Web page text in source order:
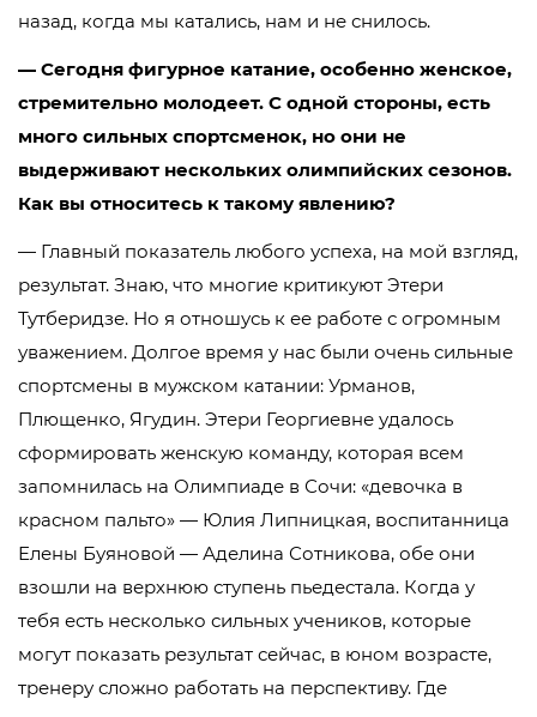
назад, когда мы катались, нам и не снилось.
— Сегодня фигурное катание, особенно женское,
стремительно молодеет. С одной стороны, есть
много сильных спортсменок, но они не
выдерживают нескольких олимпийских сезонов.
Как вы относитесь к такому явлению?
— Главный показатель любого успеха, на мой взгляд,
результат. Знаю, что многие критикуют Этери
Тутберидзе. Но я отношусь к ее работе с огромным
уважением. Долгое время у нас были очень сильные
спортсмены в мужском катании: Урманов,
Плющенко, Ягудин. Этери Георгиевне удалось
сформировать женскую команду, которая всем
запомнилась на Олимпиаде в Сочи: «девочка в
красном пальто» — Юлия Липницкая, воспитанница
Елены Буяновой — Аделина Сотникова, обе они
взошли на верхнюю ступень пьедестала. Когда у
тебя есть несколько сильных учеников, которые
могут показать результат сейчас, в юном возрасте,
тренеру сложно работать на перспективу. Где